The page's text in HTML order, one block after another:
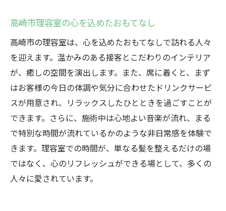
高崎市理容室の心を込めたおもてなし
高崎市の理容室は、心を込めたおもてなしで訪れる人々
を迎えます。温かみのある接客とこだわりのインテリア
が、癒しの空間を演出します。また、席に着くと、まず
はお客様の今日の体調や気分に合わせたドリンクサービ
スが用意され、リラックスしたひとときを過ごすことが
できます。さらに、施術中は心地よい音楽が流れ、まる
で特別な時間が流れているかのような非日常感を体験で
きます。理容室での時間が、単なる髪を整えるだけの場
ではなく、心のリフレッシュができる場として、多くの
人々に愛されています。